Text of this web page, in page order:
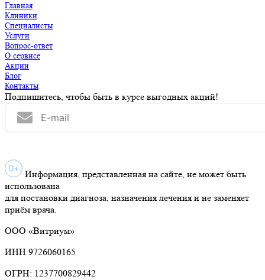
Главная
Клиники
Специалисты
Услуги
Вопрос-ответ
О сервисе
Акции
Блог
Контакты
Подпишитесь, чтобы быть в курсе выгодных акций!
Информация, представленная на сайте, не может быть
использована
для постановки диагноза, назначения лечения и не заменяет
приём врача.
ООО «Витриум»
ИНН 9726060165
ОГРН: 1237700829442